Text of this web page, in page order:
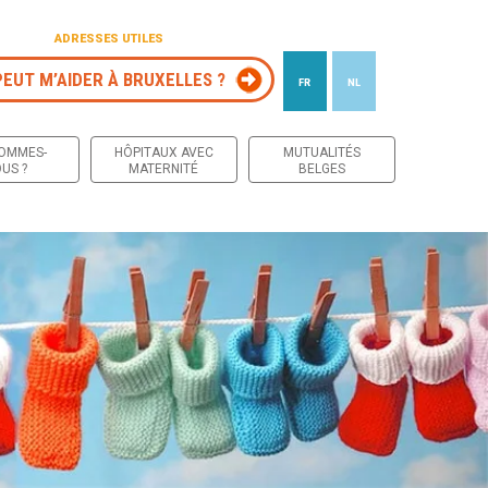
ADRESSES UTILES
M’AIDER À BRUXELLES ? FR NL
?
HÔPITAUX AVEC
MATERNITÉ
MUTUALITÉS
BELGES